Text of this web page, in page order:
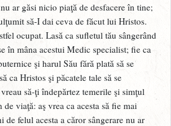
ar găsi nicio piaţă de desfacere în tine;
să-I dai ceva de făcut lui Hristos.
ocupat. Lasă ca sufletul tău sângerând
în mâna acestui Medic specialist; fie ca
şi harul Său fără plată să se
ca Hristos şi păcatele tale să se
să-ţi îndepărtez temerile şi simţul
viaţă: aş vrea ca acesta să fie mai
de felul acesta a căror sângerare nu ar